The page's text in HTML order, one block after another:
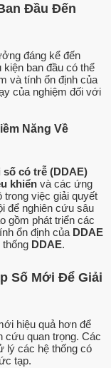
Đầu Đến
đáng kể đến
kiện ban đầu có thể
và tính ổn định của
của nghiệm đối với
Năng Về
có trễ (DDAE)
khiển và các ứng
trong việc giải quyết
để nghiên cứu sâu
gồm phát triển các
ổn định của DDAE
DDAE.
Số Mới Để Giải
hiệu quả hơn để
cứu quan trọng. Các
lý các hệ thống có
tạp.